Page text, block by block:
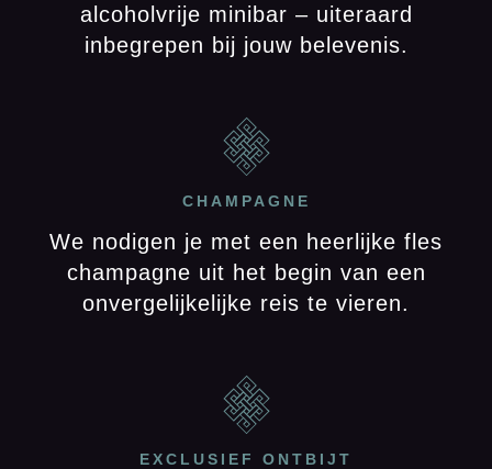
alcoholvrije minibar – uiteraard
inbegrepen bij jouw belevenis.
CHAMPAGNE
We nodigen je met een heerlijke fles
champagne uit het begin van een
onvergelijkelijke reis te vieren.
EXCLUSIEF ONTBIJT